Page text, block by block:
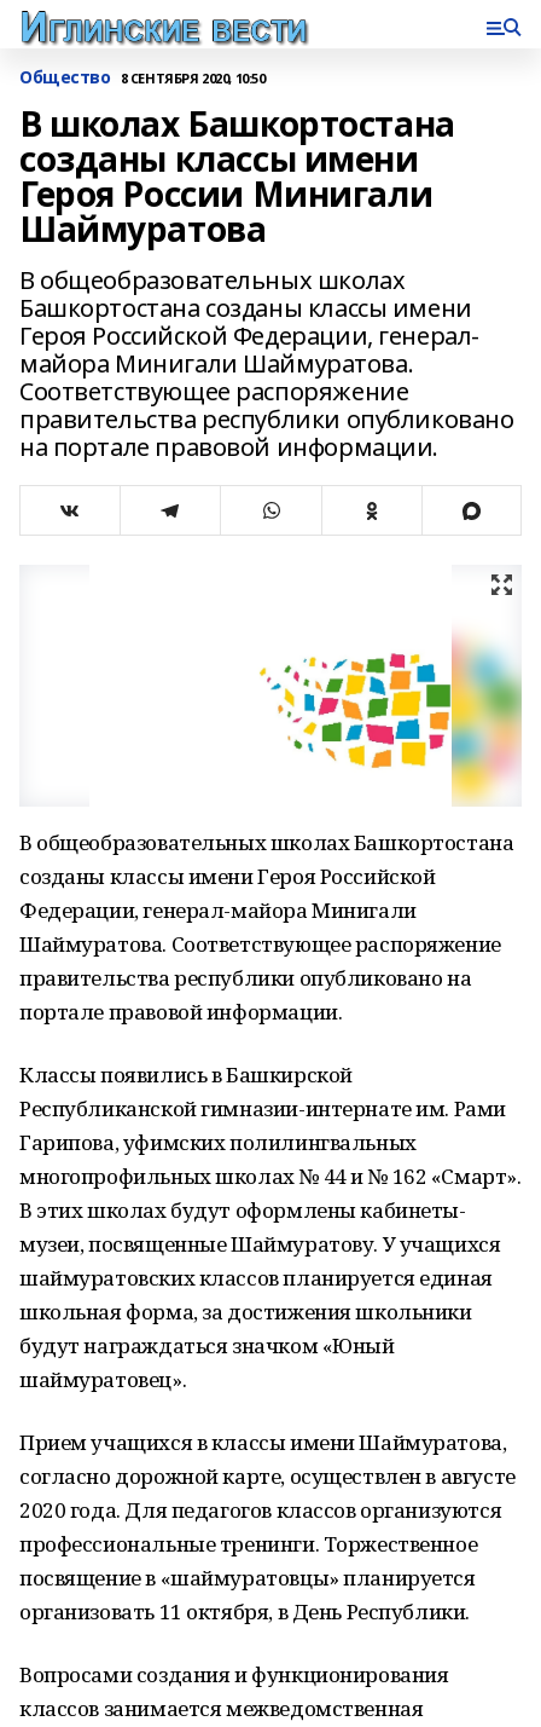
Общество 8 СЕНТЯБРЯ 2020, 10:50
В школах Башкортостана
созданы классы имени
Героя России Минигали
Шаймуратова
В общеобразовательных школах
Башкортостана созданы классы имени
Героя Российской Федерации, генерал-
майора Минигали Шаймуратова.
Соответствующее распоряжение
правительства республики опубликовано
на портале правовой информации.
В общеобразовательных школах Башкортостана
созданы классы имени Героя Российской
Федерации, генерал-майора Минигали
Шаймуратова. Соответствующее распоряжение
правительства республики опубликовано на
портале правовой информации.
Классы появились в Башкирской
Республиканской гимназии-интернате им. Рами
Гарипова, уфимских полилингвальных
многопрофильных школах № 44 и № 162 «Смарт».
В этих школах будут оформлены кабинеты-
музеи, посвященные Шаймуратову. У учащихся
шаймуратовских классов планируется единая
школьная форма, за достижения школьники
будут награждаться значком «Юный
шаймуратовец».
Прием учащихся в классы имени Шаймуратова,
согласно дорожной карте, осуществлен в августе
2020 года. Для педагогов классов организуются
профессиональные тренинги. Торжественное
посвящение в «шаймуратовцы» планируется
организовать 11 октября, в День Республики.
Вопросами создания и функционирования
классов занимается межведомственная